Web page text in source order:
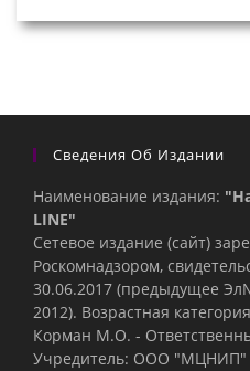
Сведения Об Издании
Наименование издания:
LINE"
Сетевое издание (сайт)
Роскомнадзором,
30.06.2017 (предыдущее
2012). Возрастная
Корман М.О. -
Учредитель: ООО "МЦНИП"